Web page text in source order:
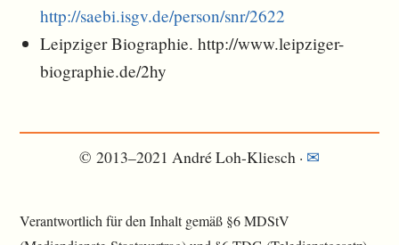
http://saebi.isgv.de/person/snr/2622
Leipziger Biographie. http://www.leipziger-
biographie.de/2hy
© 2013–2021 André Loh-Kliesch · ✉︎
Verantwortlich für den Inhalt gemäß §6 MDStV